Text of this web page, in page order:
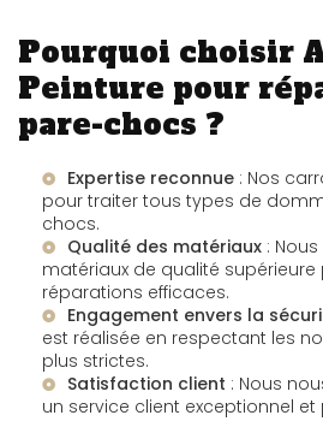
Pourquoi choisir
Peinture pour
pare-chocs ?
Expertise reconnue : Nos
pour traiter tous types de
chocs.
Qualité des matériaux :
matériaux de qualité
réparations efficaces.
Engagement envers la
est réalisée en respectant les
plus strictes.
Satisfaction client : Nous
un service client exceptionnel et